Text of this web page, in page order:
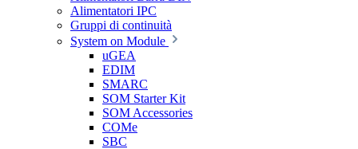
Alimentatori IPC
Gruppi di continuità
System on Module
uGEA
EDIM
SMARC
SOM Starter Kit
SOM Accessories
COMe
SBC